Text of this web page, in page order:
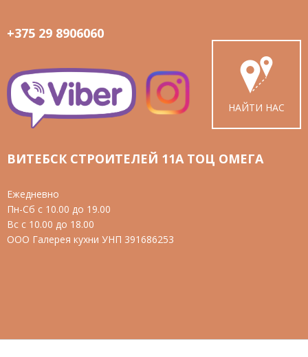
+375 29 8906060
ВИТЕБСК СТРОИТЕЛЕЙ 11А ТОЦ ОМЕГА
Ежедневно
Пн-Сб с 10.00 до 19.00
Вс с 10.00 до 18.00
ООО Галерея кухни УНП 391686253
НАЙТИ НАС